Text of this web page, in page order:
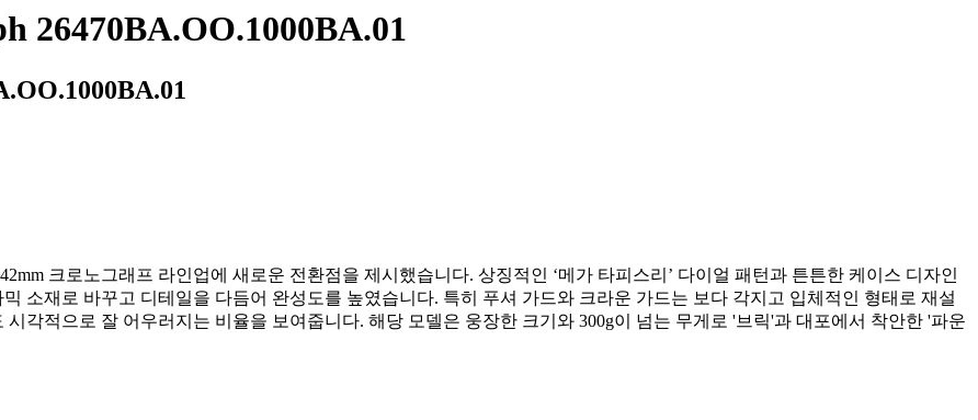
26470BA.OO.1000BA.01
크로노그래프 라인업에 새로운 전환점을 제시했습니다. 상징적인 ‘메가 타피스리’ 다이얼 패턴과 튼튼한 케이스 디자인
소재로 바꾸고 디테일을 다듬어 완성도를 높였습니다. 특히 푸셔 가드와 크라운 가드는 보다 각지고 입체적인 형태로 재설
각적으로 잘 어우러지는 비율을 보여줍니다. 해당 모델은 웅장한 크기와 300g이 넘는 무게로 '브릭'과 대포에서 착안한 '파운